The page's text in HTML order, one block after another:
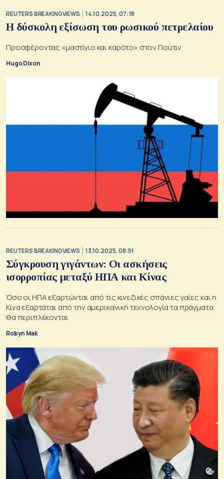
REUTERS BREAKINGVIEWS 14.10.2025, 07:18
Η δύσκολη εξίσωση του ρωσικού πετρελαίου
Προσφέροντας «μαστίγιο και καρότο» στον Πούτιν
Hugo Dixon
REUTERS BREAKINGVIEWS 13.10.2025, 08:51
Σύγκρουση γιγάντων: Οι ασκήσεις
ισορροπίας μεταξύ ΗΠΑ και Κίνας
Όσο οι ΗΠΑ εξαρτώνται από τις κινεζικές σπάνιες γαίες και η
Κίνα εξαρτάται από την αμερικανική τεχνολογία τα πράγματα
θα περιπλέκονται
Robyn Mak